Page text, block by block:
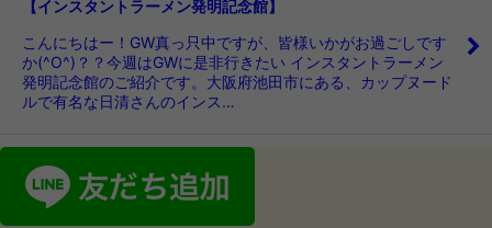
【インスタントラーメン発明記念館】
こんにちはー！GW真っ只中ですが、皆様いかがお過ごしです
か(^O^)？？今週はGWに是非行きたい インスタントラーメン
発明記念館のご紹介です。大阪府池田市にある、カップヌード
ルで有名な日清さんのインス…